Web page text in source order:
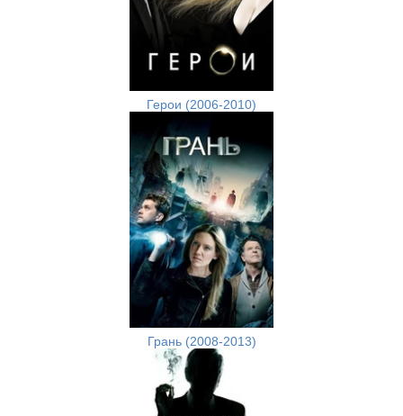
Герои (2006-2010)
Грань (2008-2013)